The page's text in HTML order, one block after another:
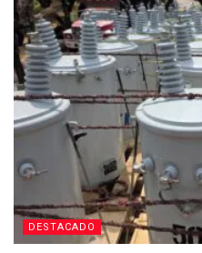
DESTACADO